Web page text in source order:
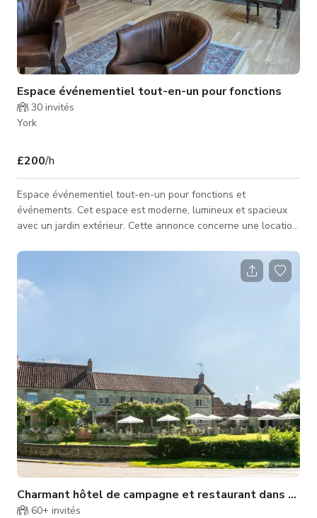
Espace événementiel tout-en-un pour fonctions
30 invités
York
£200/h
Espace événementiel tout-en-un pour fonctions et
événements. Cet espace est moderne, lumineux et spacieux
avec un jardin extérieur. Cette annonce concerne une location
et la disponibilité.
Charmant hôtel de campagne et restaurant dans le
60+ invités